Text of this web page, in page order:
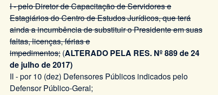
I - pelo Diretor de Capacitação de Servidores e
Estagiários do Centro de Estudos Jurídicos, que terá
ainda a incumbência de substituir o Presidente em suas
faltas, licenças, férias e
impedimentos; (ALTERADO PELA RES. Nº 889 de 24
de julho de 2017)
II - por 10 (dez) Defensores Públicos indicados pelo
Defensor Público-Geral;